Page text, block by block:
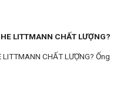
LITTMANN CHẤT LƯỢNG?
LITTMANN CHẤT LƯỢNG? Ống